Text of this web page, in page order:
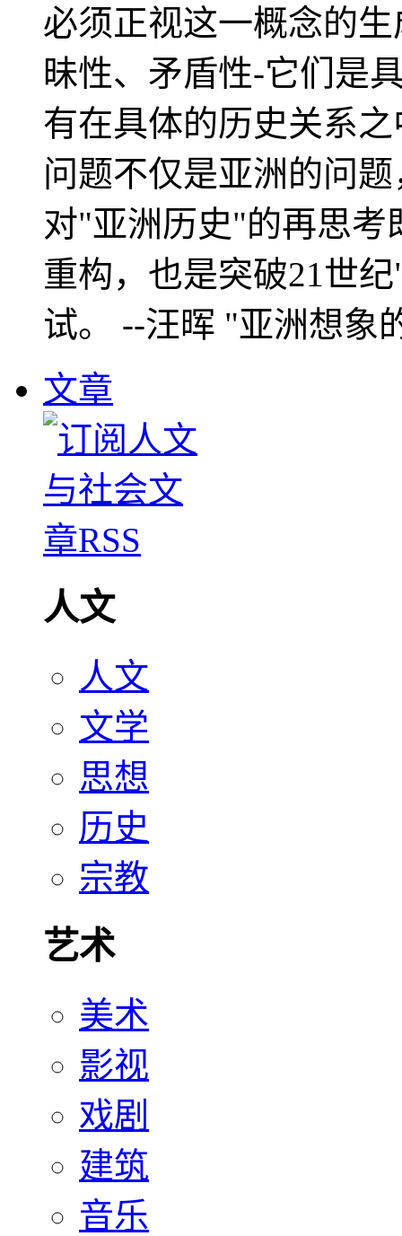
必须正视这一概念的
昧性、矛盾性-它们是
有在具体的历史关系
问题不仅是亚洲的问
对"亚洲历史"的再思考
重构，也是突破21世
试。 --汪晖 "亚洲想象
文章
人文
人文
文学
思想
历史
宗教
艺术
美术
影视
戏剧
建筑
音乐